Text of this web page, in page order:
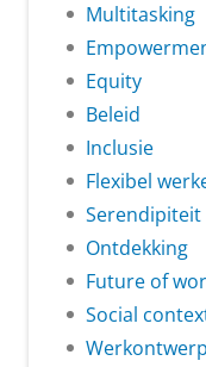
Multitasking
Equity
Beleid
Inclusie
Flexibel
Serendipiteit
Ontdekking
Future of
Social
Werkontwerp